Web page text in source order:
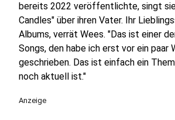
bereits 2022 veröffentlichte, singt sie
Candles" über ihren Vater. Ihr
Albums, verrät Wees. "Das ist einer
Songs, den habe ich erst vor ein paar
geschrieben. Das ist einfach ein
noch aktuell ist."
Anzeige